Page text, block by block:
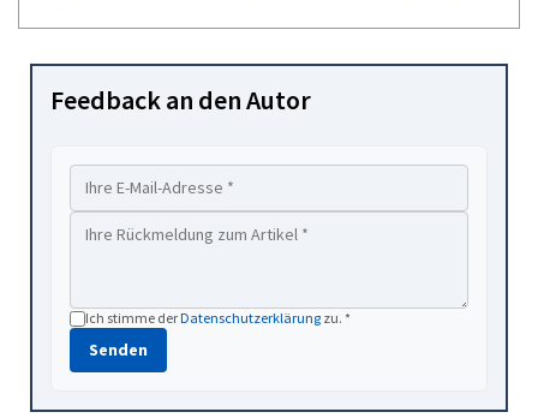
Feedback an den Autor
Ich stimme derDatenschutzerklärung zu. *
Senden